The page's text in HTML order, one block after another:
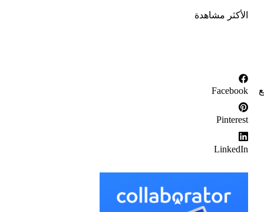
الأكثر مشاهدة
Facebook
Pinterest
LinkedIn